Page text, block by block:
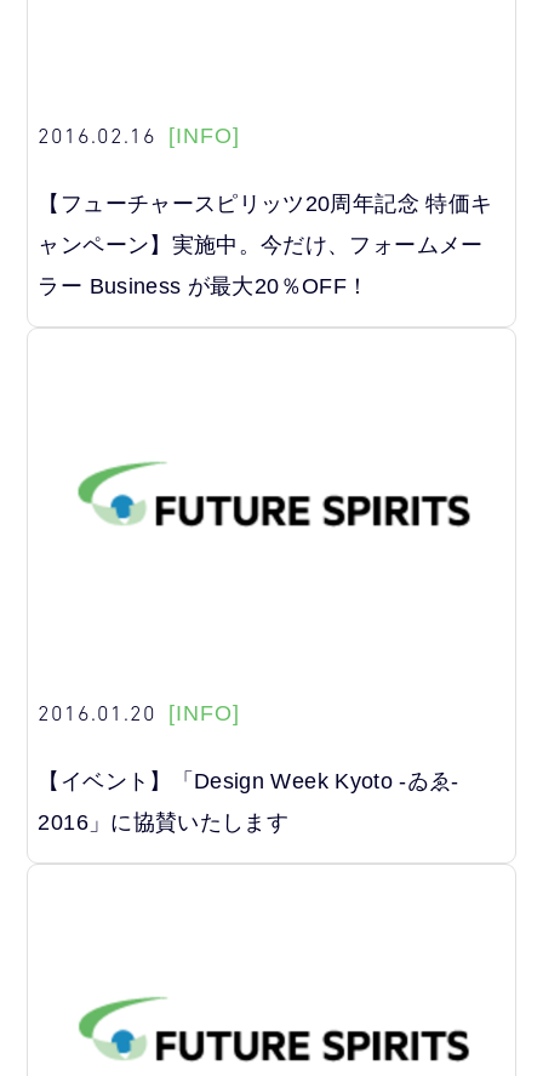
2016.02.16 [INFO]
【フューチャースピリッツ20周年記念 特価キ
ャンペーン】実施中。今だけ、フォームメー
ラー Business が最大20％OFF！
2016.01.20 [INFO]
【イベント】「Design Week Kyoto -ゐゑ-
2016」に協賛いたします